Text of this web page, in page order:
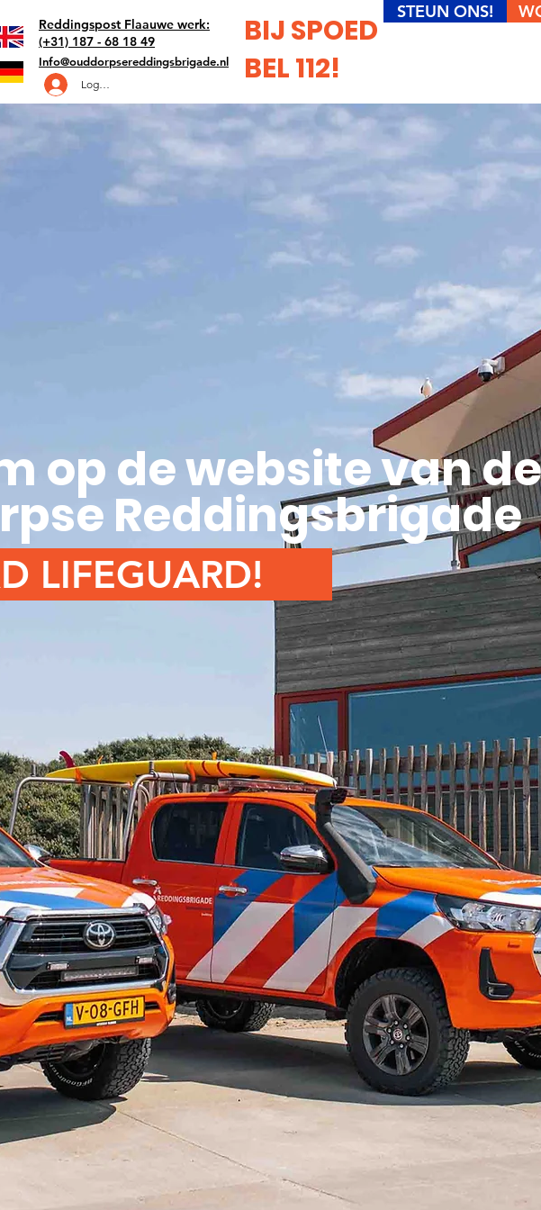
Log in ORB intranet
Reddingspost Flaauwe werk:
(+31) 187 - 68 18 49
Info@ouddorpsereddingsbrigade.nl
BIJ SPOED
BEL 112!
STEUN ONS!
op de website van de
Reddingsbrigade
LIFEGUARD!